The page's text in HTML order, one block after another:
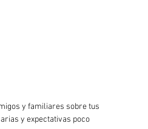
y familiares sobre tus
y expectativas poco